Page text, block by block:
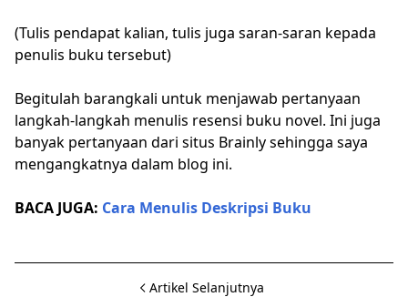
(Tulis pendapat kalian, tulis juga saran-saran kepada
penulis buku tersebut)
Begitulah barangkali untuk menjawab pertanyaan
langkah-langkah menulis resensi buku novel. Ini juga
banyak pertanyaan dari situs Brainly sehingga saya
mengangkatnya dalam blog ini.
BACA JUGA: Cara Menulis Deskripsi Buku
Artikel Selanjutnya